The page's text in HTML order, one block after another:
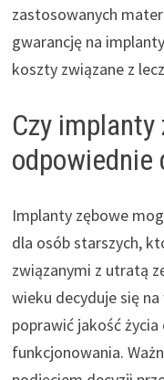
zastosowanych
gwarancję na
koszty związane z
Czy
odpowiednie
Implanty zębowe
dla osób starszych,
związanymi z utratą
wieku decyduje się
poprawić jakość
funkcjonowania.